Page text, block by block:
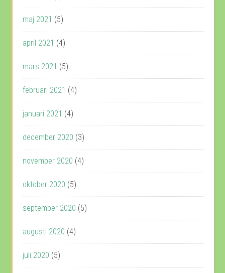
maj 2021 (5)
april 2021 (4)
mars 2021 (5)
februari 2021 (4)
januari 2021 (4)
december 2020 (3)
november 2020 (4)
oktober 2020 (5)
september 2020 (5)
augusti 2020 (4)
juli 2020 (5)